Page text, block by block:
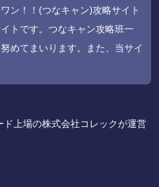
ン！！(つなキャン)攻略サイト
トです。つなキャン攻略班一
めてまいります。また、当サイ
ド上場の株式会社コレックが運営